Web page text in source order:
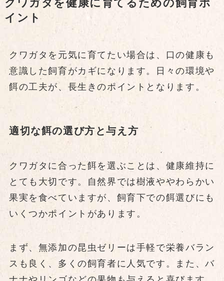
クワガタを健康に育てるための飼育ポ
イント
クワガタを元気に育てたい場合は、口の健康も
意識した飼育がカギになります。日々の環境や
餌の工夫が、長生きのポイントとなります。
適切な餌の選び方と与え方
クワガタに合った餌を選ぶことは、健康維持に
とても大切です。自然界では樹液ややわらかい
果実を食べていますが、飼育下での餌選びにも
いくつかポイントがあります。
まず、無添加の昆虫ゼリーは手軽で栄養バラン
スも良く、多くの飼育者に人気です。また、バ